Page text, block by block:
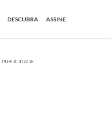
DESCUBRA ASSINE
PUBLICIDADE